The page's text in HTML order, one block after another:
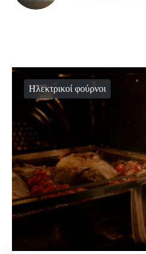
Ηλεκτρικοί φούρνοι